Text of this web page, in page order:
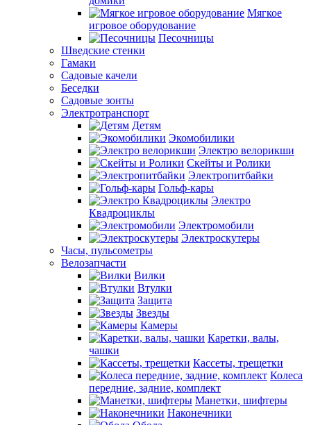
Мягкое
игровое оборудование
Песочницы
Шведские стенки
Гамаки
Садовые качели
Беседки
Садовые зонты
Электротранспорт
Детям
Экомобилики
Электро велорикши
Скейты и Ролики
Электропитбайки
Гольф-кары
Электро
Квадроциклы
Электромобили
Электроскутеры
Часы, пульсометры
Велозапчасти
Вилки
Втулки
Защита
Звезды
Камеры
Каретки, валы,
чашки
Кассеты, трещетки
Колеса
передние, задние, комплект
Манетки, шифтеры
Наконечники